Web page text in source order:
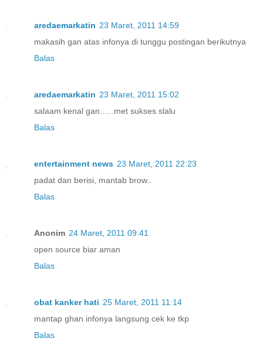
aredaemarkatin 23 Maret, 2011 14:59
makasih gan atas infonya di tunggu postingan berikutnya
Balas
aredaemarkatin 23 Maret, 2011 15:02
salaam kenal gan......met sukses slalu
Balas
entertainment news 23 Maret, 2011 22:23
padat dan berisi, mantab brow..
Balas
Anonim 24 Maret, 2011 09:41
open source biar aman
Balas
obat kanker hati 25 Maret, 2011 11:14
mantap ghan infonya langsung cek ke tkp
Balas